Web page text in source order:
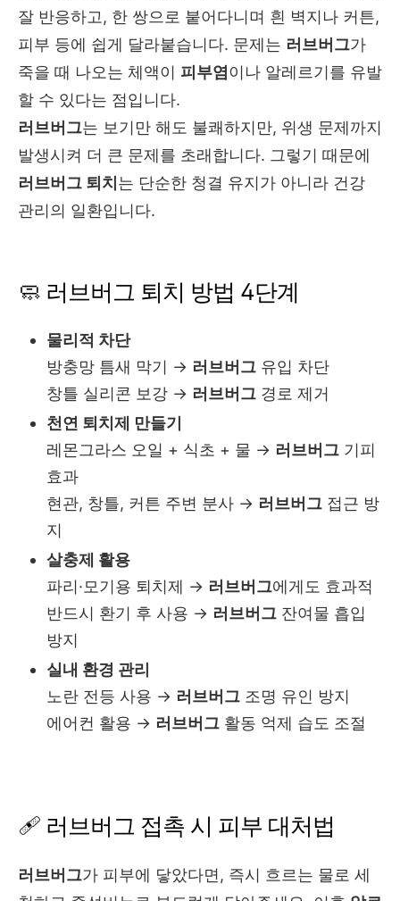
잘 반응하고, 한 쌍으로 붙어다니며 흰 벽지나 커튼,
피부 등에 쉽게 달라붙습니다. 문제는 러브버그가
죽을 때 나오는 체액이 피부염 이나 알레르기를 유발
할 수 있다는 점입니다.
러브버그는 보기만 해도 불쾌하지만, 위생 문제까지
발생시켜 더 큰 문제를 초래합니다. 그렇기 때문에
러브버그 퇴치 는 단순한 청결 유지가 아니라 건강
관리의 일환입니다.
🧼 러브버그 퇴치 방법 4단계
물리적 차단
방충망 틈새 막기 → 러브버그 유입 차단
창틀 실리콘 보강 → 러브버그 경로 제거
천연 퇴치제 만들기
레몬그라스 오일 + 식초 + 물 → 러브버그 기피
효과
현관, 창틀, 커튼 주변 분사 → 러브버그 접근 방
지
살충제 활용
파리·모기용 퇴치제 → 러브버그에게도 효과적
반드시 환기 후 사용 → 러브버그 잔여물 흡입
방지
실내 환경 관리
노란 전등 사용 → 러브버그 조명 유인 방지
에어컨 활용 → 러브버그 활동 억제 습도 조절
🩹 러브버그 접촉 시 피부 대처법
러브버그가 피부에 닿았다면, 즉시 흐르는 물로 세